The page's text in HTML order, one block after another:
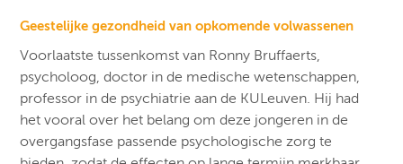
Geestelijke gezondheid van opkomende volwassenen
Voorlaatste tussenkomst van Ronny Bruffaerts,
psycholoog, doctor in de medische wetenschappen,
professor in de psychiatrie aan de KULeuven. Hij had
het vooral over het belang om deze jongeren in de
overgangsfase passende psychologische zorg te